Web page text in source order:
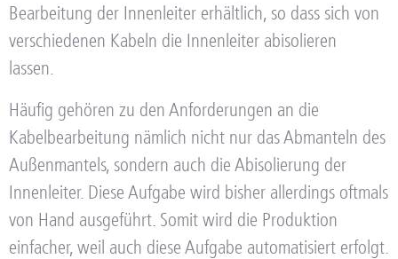
Bearbeitung der Innenleiter erhältlich, so dass sich von
verschiedenen Kabeln die Innenleiter abisolieren
lassen.
Häufig gehören zu den Anforderungen an die
Kabelbearbeitung nämlich nicht nur das Abmanteln des
Außenmantels, sondern auch die Abisolierung der
Innenleiter. Diese Aufgabe wird bisher allerdings oftmals
von Hand ausgeführt. Somit wird die Produktion
einfacher, weil auch diese Aufgabe automatisiert erfolgt.